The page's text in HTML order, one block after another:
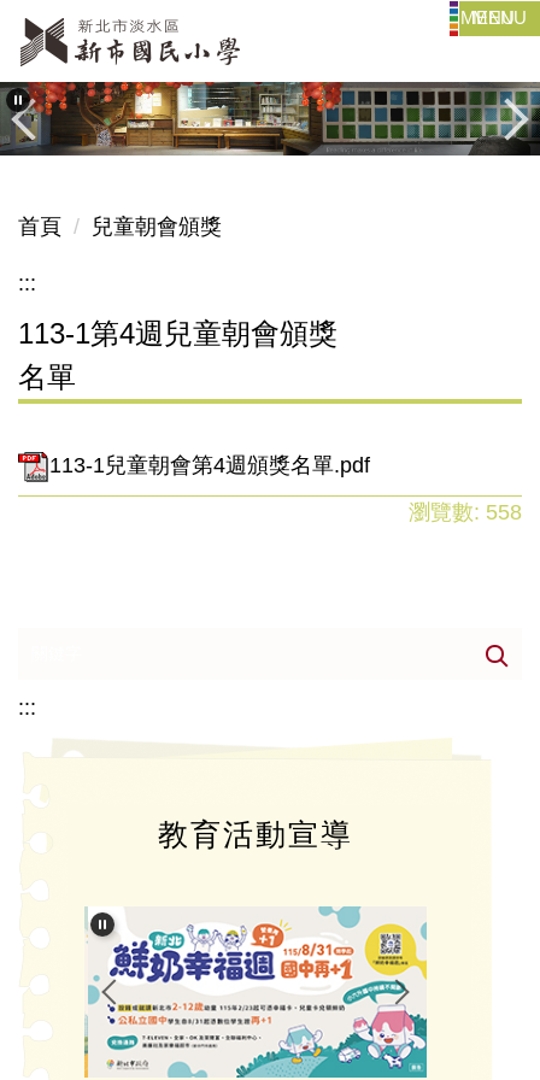
跳
到
主
要
內
區
MENU
首頁 兒童朝會頒獎
:::
113-1第4週兒童朝會頒獎
名單
113-1兒童朝會第4週頒獎名單.pdf
瀏覽數: 558
:::
教育活動宣導